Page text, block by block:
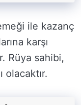
ile kazanç
karşı
Rüya sahibi,
olacaktır.